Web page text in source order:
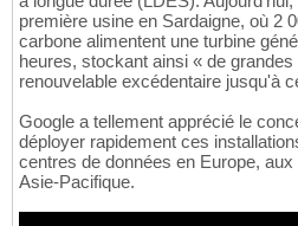
première usine en Sardaigne, où 2
carbone alimentent une turbine
heures, stockant ainsi « de
renouvelable excédentaire jusqu'à
Google a tellement apprécié le
déployer rapidement ces
centres de données en Europe,
Asie-Pacifique.